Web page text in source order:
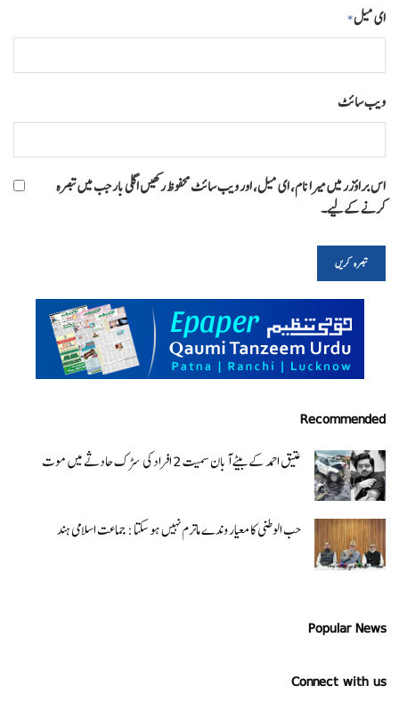
ای میل*
ویب‌ سائٹ
اس براؤزر میں میرا نام، ای میل، اور ویب سائٹ محفوظ رکھیں اگلی بار جب میں تبصرہ
کرنے کےلیے۔
Recommended
عتیق احمد کے بیٹے آبان سمیت 2 افراد کی سڑک حادثے میں موت
حب الوطنی کا معیار وندے ماترم نہیں ہو سکتا : جماعت اسلامی ہند
Popular News
Connect with us